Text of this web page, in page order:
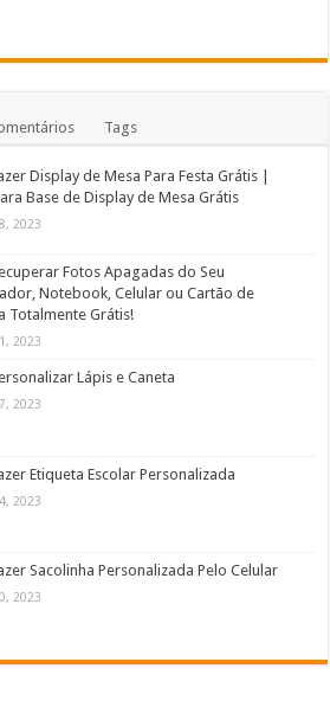
Tags
Display de Mesa Para Festa Grátis |
Base de Display de Mesa Grátis
2023
Fotos Apagadas do Seu
Notebook, Celular ou Cartão de
Totalmente Grátis!
2023
Lápis e Caneta
2023
Etiqueta Escolar Personalizada
2023
Sacolinha Personalizada Pelo Celular
2023